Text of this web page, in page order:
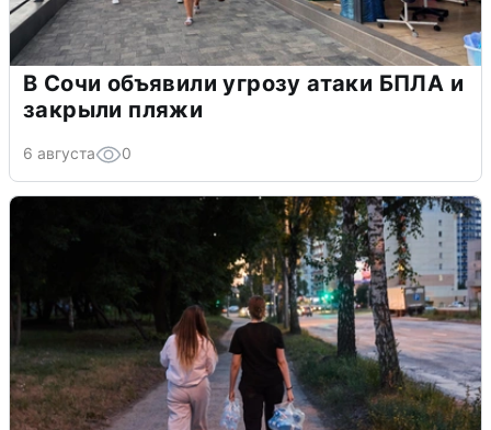
В Сочи объявили угрозу атаки БПЛА и
закрыли пляжи
6 августа 0